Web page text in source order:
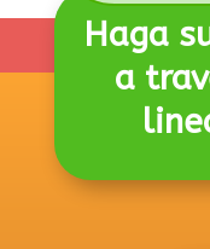
Haga
a